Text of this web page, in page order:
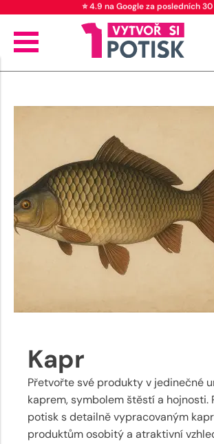
⭐ 4.9 na Google za posledních
Kapr
Přetvořte své produkty v jedinečné
kaprem, symbolem štěstí a hojnosti.
potisk s detailně vypracovaným
produktům osobitý a atraktivní